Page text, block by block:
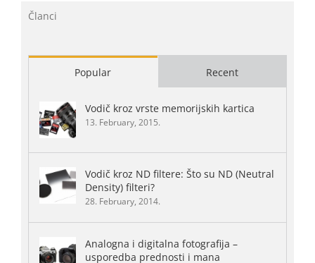
Članci
Popular Recent
Vodič kroz vrste memorijskih kartica
13. February, 2015.
Vodič kroz ND filtere: Što su ND (Neutral
Density) filteri?
28. February, 2014.
Analogna i digitalna fotografija –
usporedba prednosti i mana